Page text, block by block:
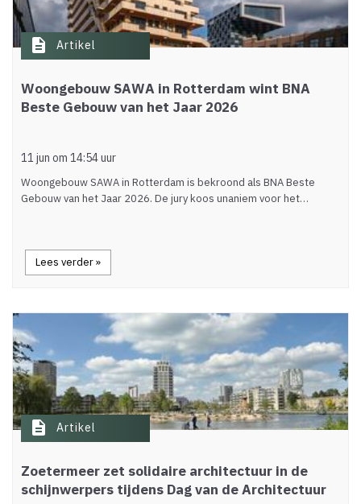
description Artikel
Woongebouw SAWA in Rotterdam wint BNA
Beste Gebouw van het Jaar 2026
11 jun om 14:54 uur
Woongebouw SAWA in Rotterdam is bekroond als BNA Beste
Gebouw van het Jaar 2026. De jury koos unaniem voor het…
Lees verder »
description Artikel
Zoetermeer zet solidaire architectuur in de
schijnwerpers tijdens Dag van de Architectuur